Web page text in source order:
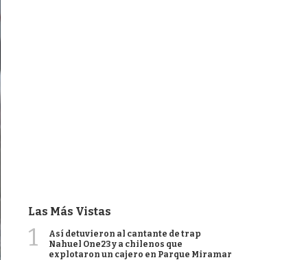
Las Más Vistas
1
Así detuvieron al cantante de trap
Nahuel One23 y a chilenos que
explotaron un cajero en Parque Miramar